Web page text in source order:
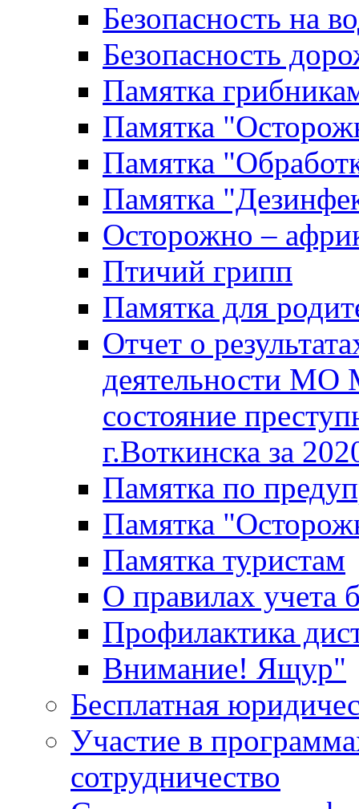
Безопасность на
Безопасность
Памятка
Памятка
Памятка
Памятка
Осторожно –
Птичий грипп
Памятка для
Отчет о
деятельности МО
состояние
г.Воткинска за
Памятка по
Памятка
Памятка туристам
О правилах учета
Профилактика
Внимание! Ящур"
Бесплатная
Участие в
сотрудничество